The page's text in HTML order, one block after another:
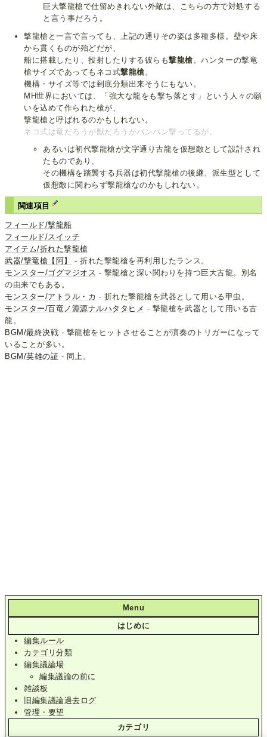
巨大撃龍槍で仕留めきれない外敵は、こちらの方で対処する
と言う事だろう。
撃龍槍と一言で言っても、上記の通りその姿は多種多様。壁や床
から貫くものが殆どだが、
船に搭載したり、投射したりする彼らも撃龍槍 。ハンターの撃竜
槍サイズであってもネコ式撃龍槍 。
機構・サイズ等では到底分類出来そうにもない。
MH世界においては、「強大な龍をも撃ち落とす」という人々の願
いを込めて作られた槍が、
撃龍槍と呼ばれるのかもしれない。
ネコ式は竜だろうが獣だろうがバンバン撃ってるが。
あるいは初代撃龍槍が文字通り古龍を仮想敵として設計され
たものであり、
その機構を踏襲する兵器は初代撃龍槍の後継、派生型として
仮想敵に関わらず撃龍槍なのかもしれない。
関連項目
フィールド/撃龍船
フィールド/スイッチ
アイテム/折れた撃龍槍
武器/撃竜槍【阿】
- 折れた撃龍槍を再利用したランス。
モンスター/ゴグマジオス - 撃龍槍と深い関わりを持つ巨大古龍。別名
の由来でもある。
モンスター/アトラル・カ - 折れた撃龍槍を武器として用いる甲虫。
モンスター/百竜ノ淵源ナルハタタヒメ - 撃龍槍を武器として用いる古
龍。
BGM/最終決戦 - 撃龍槍をヒットさせることが演奏のトリガーになって
いることが多い。
BGM/英雄の証 - 同上。
Menu
はじめに
編集ルール
カテゴリ分類
編集議論場
編集議論の前に
雑談板
旧編集議論過去ログ
管理・要望
カテゴリ